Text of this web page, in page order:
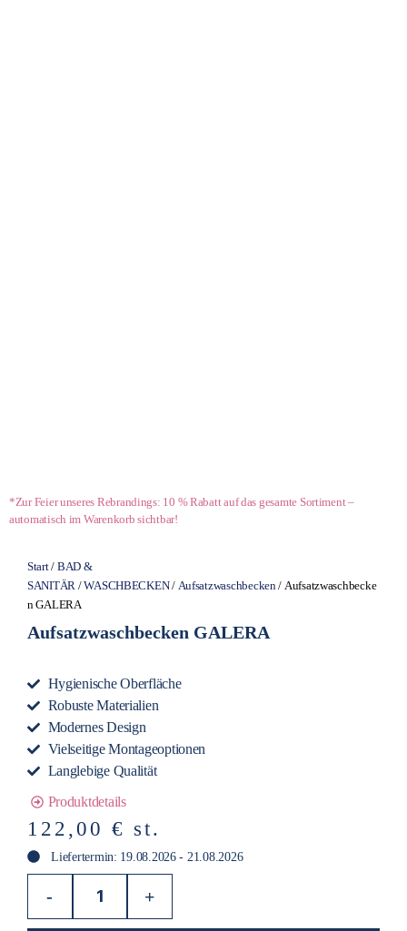
*Zur Feier unseres Rebrandings: 10 % Rabatt auf das gesamte Sortiment –
automatisch im Warenkorb sichtbar!
Start/ BAD &
SANITÄR /WASCHBECKEN/ Aufsatzwaschbecken / Aufsatzwaschbecke
n GALERA
Aufsatzwaschbecken GALERA
Hygienische Oberfläche
Robuste Materialien
Modernes Design
Vielseitige Montageoptionen
Langlebige Qualität
Produktdetails
122,00 € st.
Liefertermin: 19.08.2026 - 21.08.2026
- +